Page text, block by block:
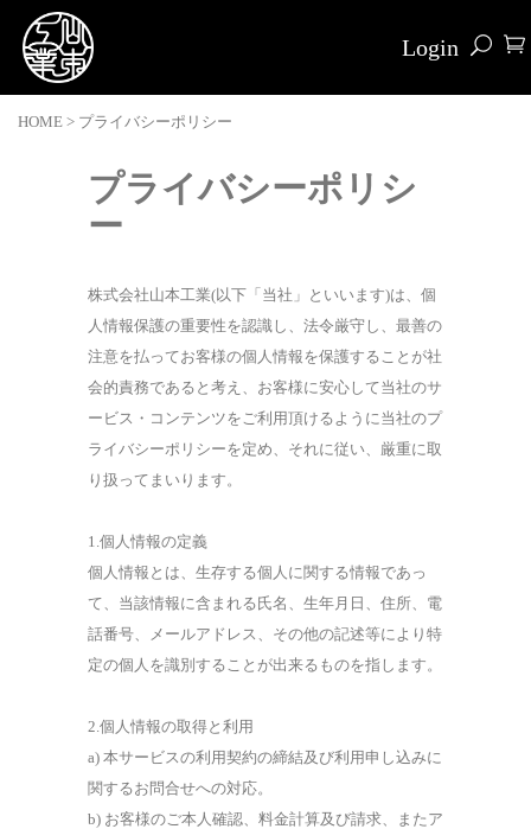
Login
HOME > プライバシーポリシー
プライバシーポリシ
ー
株式会社山本工業(以下「当社」といいます)は、個
人情報保護の重要性を認識し、法令厳守し、最善の
注意を払ってお客様の個人情報を保護することが社
会的責務であると考え、お客様に安心して当社のサ
ービス・コンテンツをご利用頂けるように当社のプ
ライバシーポリシーを定め、それに従い、厳重に取
り扱ってまいります。
1.個人情報の定義
個人情報とは、生存する個人に関する情報であっ
て、当該情報に含まれる氏名、生年月日、住所、電
話番号、メールアドレス、その他の記述等により特
定の個人を識別することが出来るものを指します。
2.個人情報の取得と利用
a) 本サービスの利用契約の締結及び利用申し込みに
関するお問合せへの対応。
b) お客様のご本人確認、料金計算及び請求、またア